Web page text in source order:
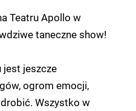
Teatru Apollo w
taneczne show!
jest jeszcze
ogrom emocji,
Wszystko w